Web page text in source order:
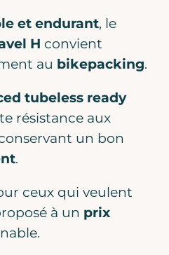
et endurant, le
H convient
au bikepacking.
tubeless ready
résistance aux
un bon
.
ceux qui veulent
à un prix